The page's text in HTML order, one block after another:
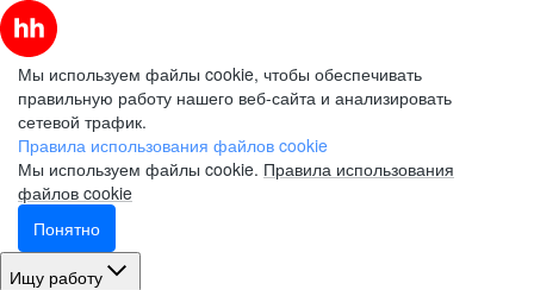
Мы используем файлы cookie, чтобы обеспечивать
правильную работу нашего веб-сайта и анализировать
сетевой трафик.
Правила использования файлов cookie
Мы используем файлы cookie. Правила использования
файлов cookie
Понятно
Ищу работу